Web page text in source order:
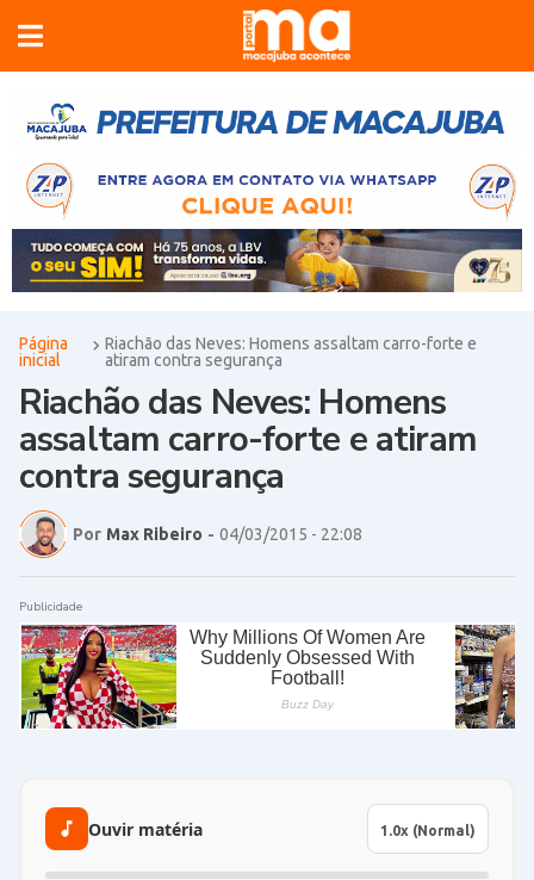
Página
inicial
Riachão das Neves: Homens assaltam carro-forte e
atiram contra segurança
Riachão das Neves: Homens
assaltam carro-forte e atiram
contra segurança
Por Max Ribeiro - 04/03/2015 - 22:08
Publicidade
Ouvir matéria